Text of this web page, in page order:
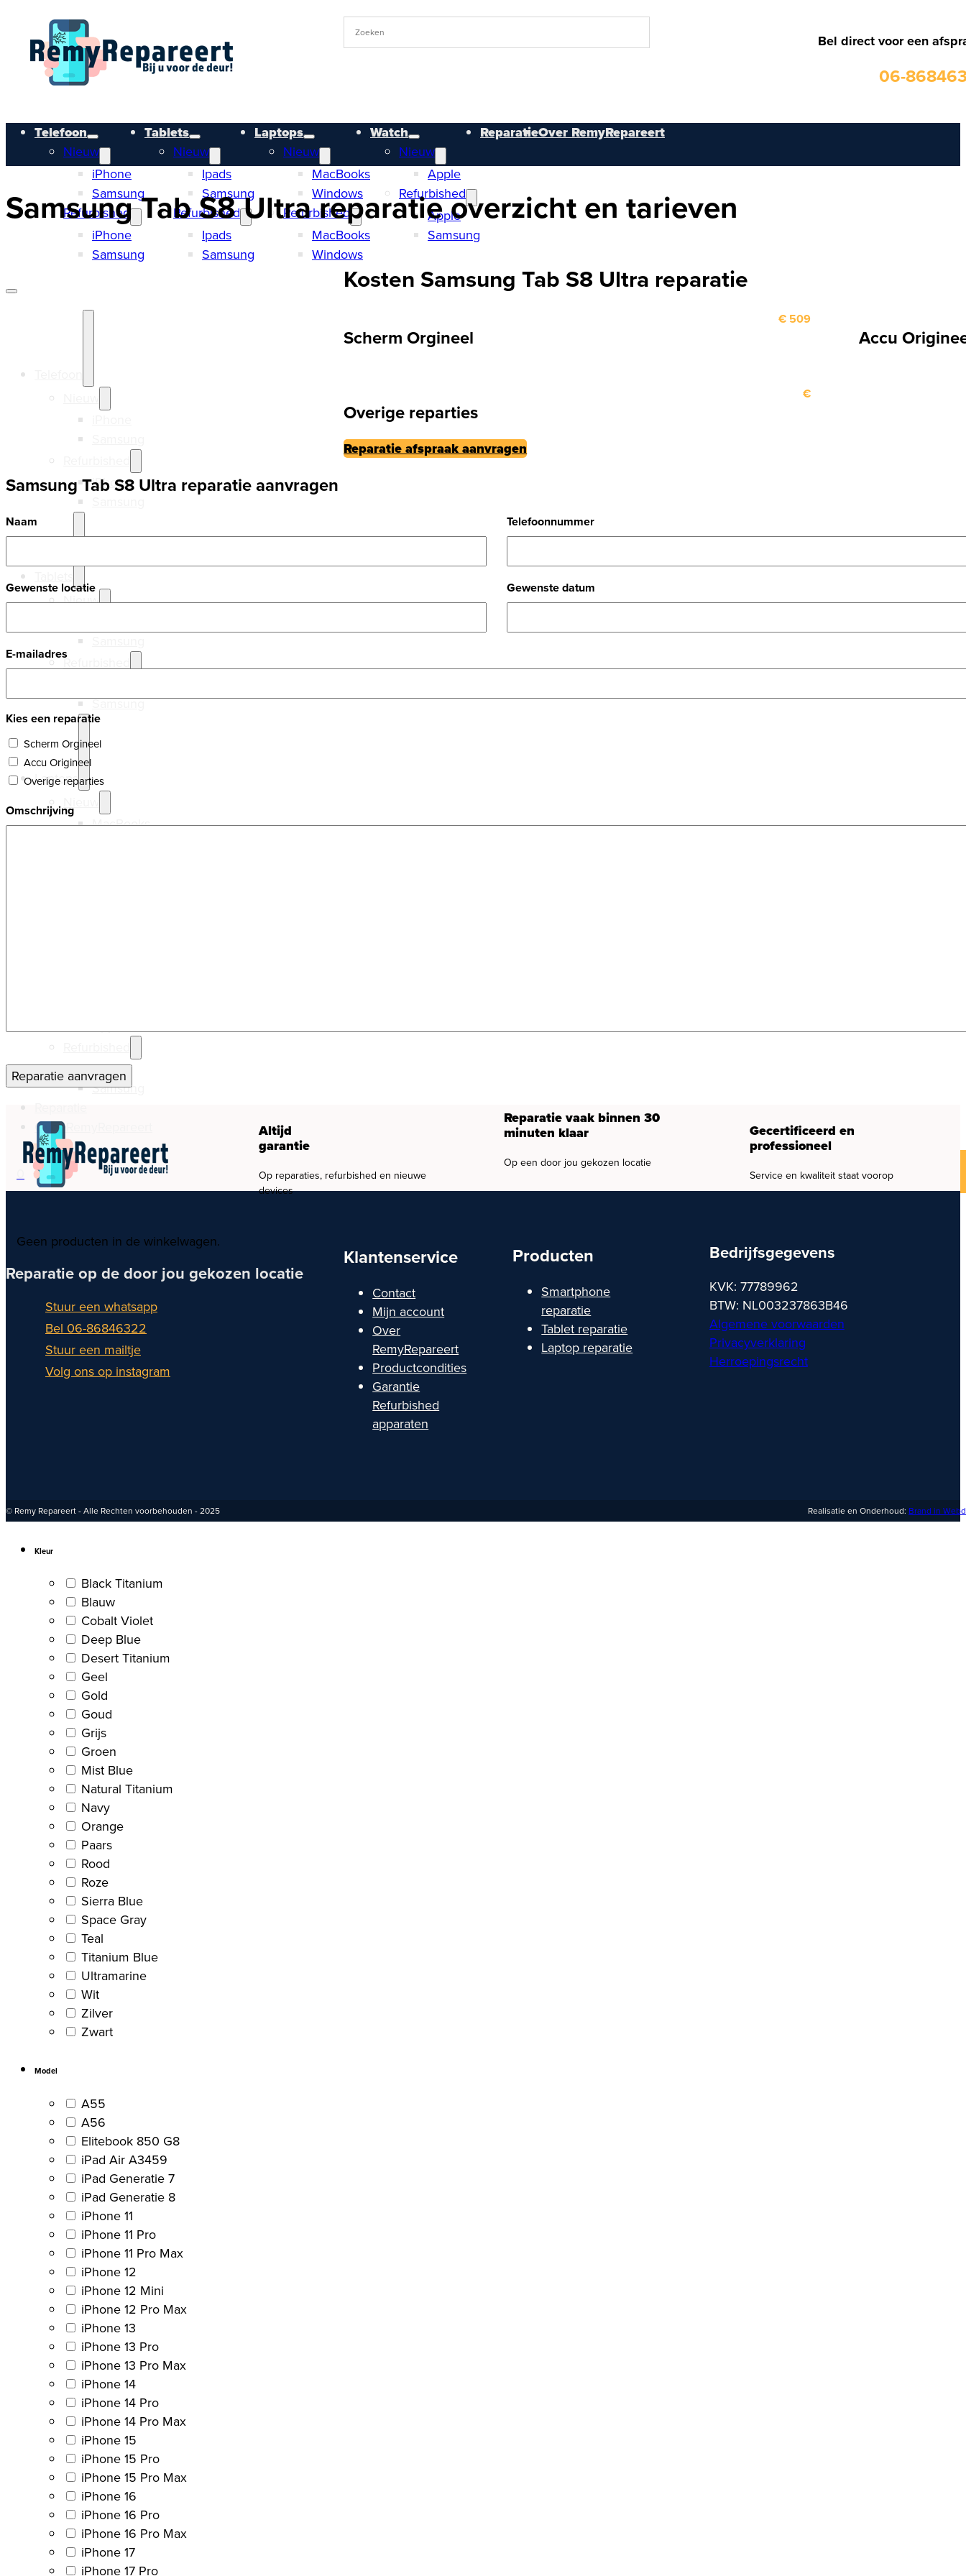
Bel direct voor een
06-
Telefoon
Nieuw
iPhone
Samsung
Refurbished
iPhone
Samsung
Tablets
Nieuw
Ipads
Samsung
Refurbished
Ipads
Samsung
Laptops
Nieuw
MacBooks
Windows
Refurbished
MacBooks
Windows
Watch
Nieuw
Apple
Refurbished
Apple
Samsung
ReparatieOver RemyRepareert
iPhone
Nieuw
Refurbished
Samsung
Laptops
MacBooks
Apple
Samsung
Over RemyRepareert
Geen producten in de winkelwagen.
Samsung Tab S8 Ultra reparatie overzicht en tarieven
Kosten Samsung Tab S8 Ultra reparatie
Scherm Orgineel
€ 509
Accu
Overige reparties
€
Reparatie afspraak aanvragen
Samsung Tab S8 Ultra reparatie aanvragen
Naam Telefoonnummer
Gewenste locatie Gewenste datum
E-mailadres
Kies een reparatie
Scherm Orgineel
Accu Origineel
Overige reparties
Omschrijving
Reparatie aanvragen
Altijd
garantie
Op reparaties, refurbished en nieuwe
devices
Reparatie vaak binnen 30
minuten klaar
Op een door jou gekozen locatie
Gecertificeerd en
professioneel
Service en kwaliteit staat voorop
Reparatie op de door jou gekozen locatie
Stuur een whatsapp
Bel 06-86846322
Stuur een mailtje
Volg ons op instagram
Klantenservice
Contact
Mijn account
Over
RemyRepareert
Productcondities
Garantie
Refurbished
apparaten
Producten
Smartphone
reparatie
Tablet reparatie
Laptop reparatie
Bedrijfsgegevens
KVK: 77789962
BTW: NL003237863B46
Algemene voorwaarden
Privacyverklaring
Herroepingsrecht
© Remy Repareert - Alle Rechten voorbehouden - 2025 Realisatie en Onderhoud: Brand in
Kleur
Black Titanium
Blauw
Cobalt Violet
Deep Blue
Desert Titanium
Geel
Gold
Goud
Grijs
Groen
Mist Blue
Natural Titanium
Navy
Orange
Paars
Rood
Roze
Sierra Blue
Space Gray
Teal
Titanium Blue
Ultramarine
Wit
Zilver
Zwart
Model
A55
A56
Elitebook 850 G8
iPad Air A3459
iPad Generatie 7
iPad Generatie 8
iPhone 11
iPhone 11 Pro
iPhone 11 Pro Max
iPhone 12
iPhone 12 Mini
iPhone 12 Pro Max
iPhone 13
iPhone 13 Pro
iPhone 13 Pro Max
iPhone 14
iPhone 14 Pro
iPhone 14 Pro Max
iPhone 15
iPhone 15 Pro
iPhone 15 Pro Max
iPhone 16
iPhone 16 Pro
iPhone 16 Pro Max
iPhone 17
iPhone 17 Pro